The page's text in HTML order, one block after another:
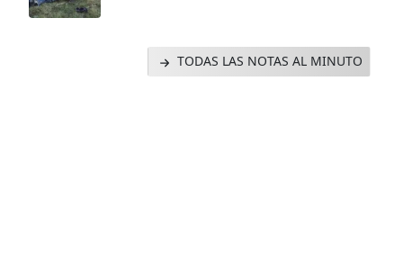
TODAS LAS NOTAS AL MINUTO